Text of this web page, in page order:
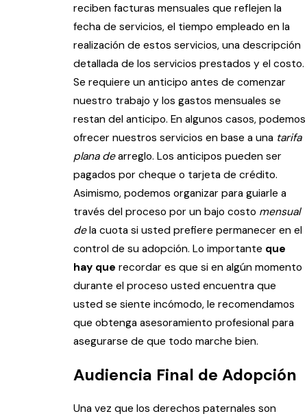
reciben facturas mensuales que reflejen la
fecha de servicios, el tiempo empleado en la
realización de estos servicios, una descripción
detallada de los servicios prestados y el costo.
Se requiere un anticipo antes de comenzar
nuestro trabajo y los gastos mensuales se
restan del anticipo. En algunos casos, podemos
ofrecer nuestros servicios en base a una tarifa
plana dearreglo. Los anticipos pueden ser
pagados por cheque o tarjeta de crédito.
Asimismo, podemos organizar para guiarle a
través del proceso por un bajo costo mensual
dela cuota si usted prefiere permanecer en el
control de su adopción. Lo importante que
hay que recordar es que si en algún momento
durante el proceso usted encuentra que
usted se siente incómodo, le recomendamos
que obtenga asesoramiento profesional para
asegurarse de que todo marche bien.
Audiencia Final de Adopción
Una vez que los derechos paternales son